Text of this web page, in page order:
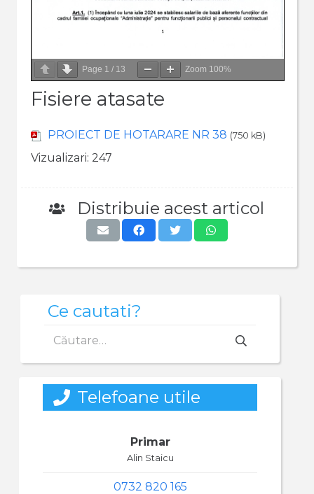
Page 1 / 13 Zoom 100%
Fisiere atasate
PROIECT DE HOTARARE NR 38 (750 kB)
Vizualizari: 247
Distribuie acest articol
Ce cautati?
după:
Telefoane utile
Primar
Alin Staicu
0732 820 165